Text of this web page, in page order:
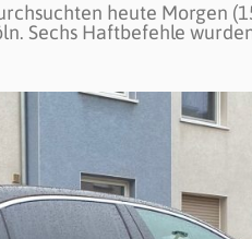
heute Morgen
Sechs Haftbefehle